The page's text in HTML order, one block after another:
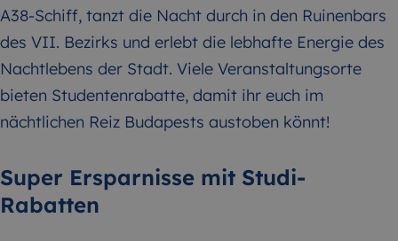
A38-Schiff, tanzt die Nacht durch in den Ruinenbars
des VII. Bezirks und erlebt die lebhafte Energie des
Nachtlebens der Stadt. Viele Veranstaltungsorte
bieten Studentenrabatte, damit ihr euch im
nächtlichen Reiz Budapests austoben könnt!
Super Ersparnisse mit Studi-
Rabatten